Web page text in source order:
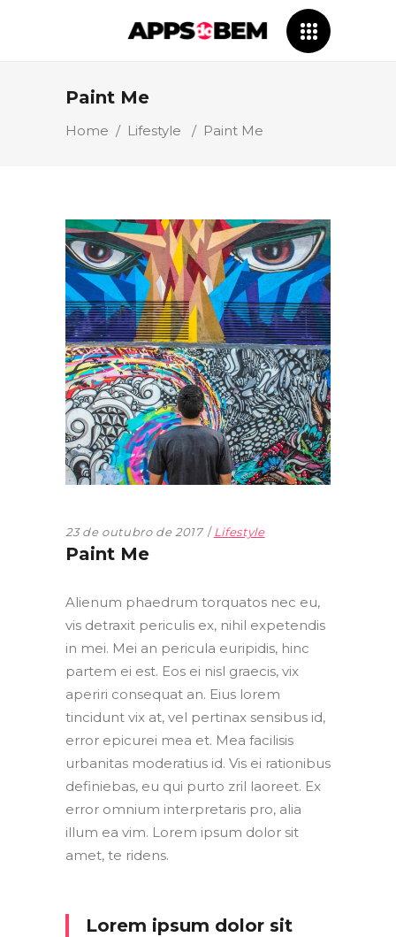
Paint Me
Home / Lifestyle / Paint Me
23 de outubro de 2017 Lifestyle
Paint Me
Alienum phaedrum torquatos nec eu,
vis detraxit periculis ex, nihil expetendis
in mei. Mei an pericula euripidis, hinc
partem ei est. Eos ei nisl graecis, vix
aperiri consequat an. Eius lorem
tincidunt vix at, vel pertinax sensibus id,
error epicurei mea et. Mea facilisis
urbanitas moderatius id. Vis ei rationibus
definiebas, eu qui purto zril laoreet. Ex
error omnium interpretaris pro, alia
illum ea vim. Lorem ipsum dolor sit
amet, te ridens.
Lorem ipsum dolor sit